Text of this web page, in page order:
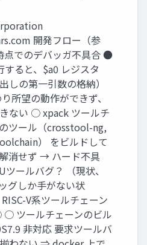
開発フロー（参
でのデバッガ不具合 ●
ると、$a0 レジスタ
しの第一引数の格納）
所望の動作ができず、
ない ○ xpack ツールチ
ツール（crosstool-ng,
） をビルドして
消せず → ハード不具
ツールバグ？ （現状、
グしか手がない状
V系ツールチェーン
ツールチェーンのビル
非対応 要求ツールバ